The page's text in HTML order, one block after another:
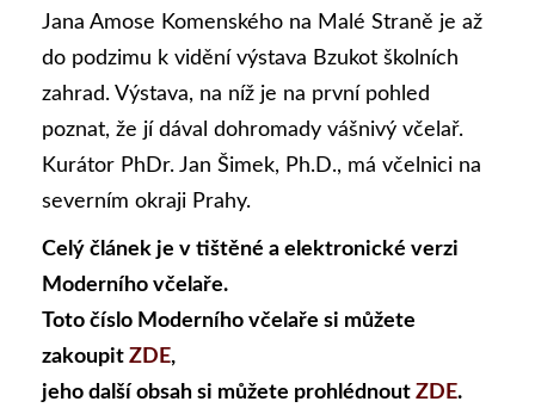
Jana Amose Komenského na Malé Straně je až
do podzimu k vidění výstava Bzukot školních
zahrad. Výstava, na níž je na první pohled
poznat, že jí dával dohromady vášnivý včelař.
Kurátor PhDr. Jan Šimek, Ph.D., má včelnici na
severním okraji Prahy.
Celý článek je v tištěné a elektronické verzi
Moderního včelaře.
Toto číslo Moderního včelaře si můžete
zakoupit ZDE,
jeho další obsah si můžete prohlédnout ZDE.